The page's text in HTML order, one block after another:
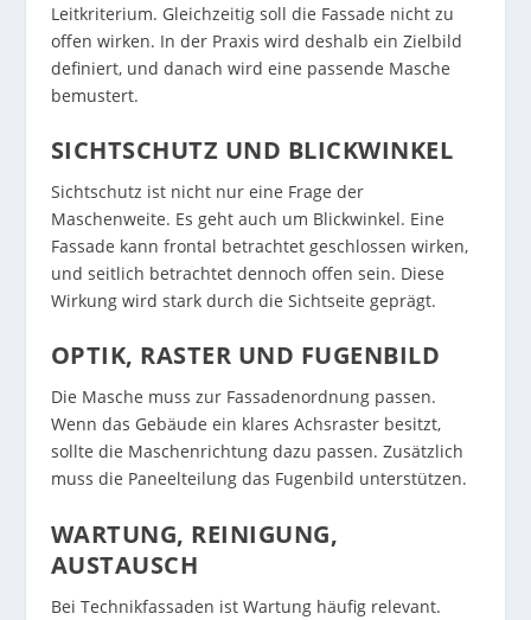
Leitkriterium. Gleichzeitig soll die Fassade nicht zu
offen wirken. In der Praxis wird deshalb ein Zielbild
definiert, und danach wird eine passende Masche
bemustert.
SICHTSCHUTZ UND BLICKWINKEL
Sichtschutz ist nicht nur eine Frage der
Maschenweite. Es geht auch um Blickwinkel. Eine
Fassade kann frontal betrachtet geschlossen wirken,
und seitlich betrachtet dennoch offen sein. Diese
Wirkung wird stark durch die Sichtseite geprägt.
OPTIK, RASTER UND FUGENBILD
Die Masche muss zur Fassadenordnung passen.
Wenn das Gebäude ein klares Achsraster besitzt,
sollte die Maschenrichtung dazu passen. Zusätzlich
muss die Paneelteilung das Fugenbild unterstützen.
WARTUNG, REINIGUNG,
AUSTAUSCH
Bei Technikfassaden ist Wartung häufig relevant.